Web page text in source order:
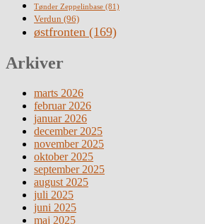
Tønder Zeppelinbase (81)
Verdun (96)
østfronten (169)
Arkiver
marts 2026
februar 2026
januar 2026
december 2025
november 2025
oktober 2025
september 2025
august 2025
juli 2025
juni 2025
maj 2025